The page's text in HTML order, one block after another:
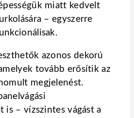
miatt kedvelt
– egyszerre
azonos dekorú
tovább erősítik az
megjelenést.
is – vízszintes vágást a